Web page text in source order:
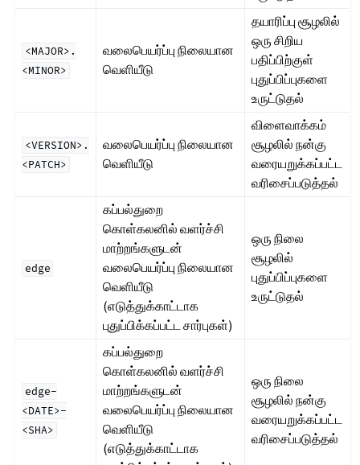
<MAJOR>.
<MINOR>
வலைபெயர்ப்பு நிலையான
வெளியீடு
தயாரிப்பு சூழலில்
ஒரு சிறிய
பதிப்பிற்குள்
புதுப்பிப்புகளை
உருட்டுதல்
<VERSION>.
<PATCH>
வலைபெயர்ப்பு நிலையான
வெளியீடு
விளைவாக்கம்
சூழலில் நன்கு
வரையறுக்கப்பட்ட
வரிசைப்படுத்தல்
edge
கப்பல்துறை
கொள்கலனில் வளர்ச்சி
மாற்றங்களுடன்
வலைபெயர்ப்பு நிலையான
வெளியீடு
(எடுத்துக்காட்டாக
புதுப்பிக்கப்பட்ட சார்புகள்)
ஒரு நிலை
சூழலில்
புதுப்பிப்புகளை
உருட்டுதல்
edge-
<DATE>-
<SHA>
கப்பல்துறை
கொள்கலனில் வளர்ச்சி
மாற்றங்களுடன்
வலைபெயர்ப்பு நிலையான
வெளியீடு
(எடுத்துக்காட்டாக
ஒரு நிலை
சூழலில் நன்கு
வரையறுக்கப்பட்ட
வரிசைப்படுத்தல்